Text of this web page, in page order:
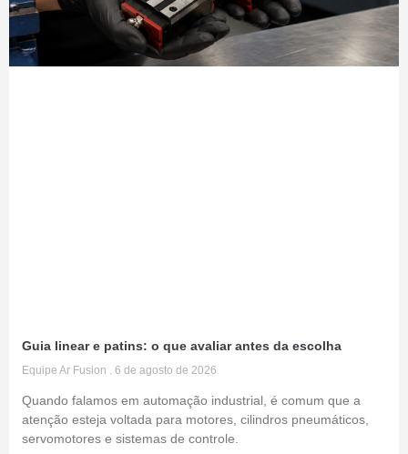
Guia linear e patins: o que avaliar antes da escolha
Equipe Ar Fusion 6 de agosto de 2026
Quando falamos em automação industrial, é comum que a
atenção esteja voltada para motores, cilindros pneumáticos,
servomotores e sistemas de controle.